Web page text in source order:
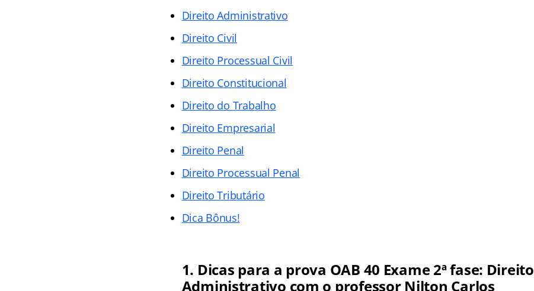
Direito Administrativo
Direito Civil
Direito Processual Civil
Direito Constitucional
Direito do Trabalho
Direito Empresarial
Direito Penal
Direito Processual Penal
Direito Tributário
Dica Bônus!
1. Dicas para a prova OAB 40 Exame 2ª fase: Direito
Administrativo com o professor Nilton Carlos